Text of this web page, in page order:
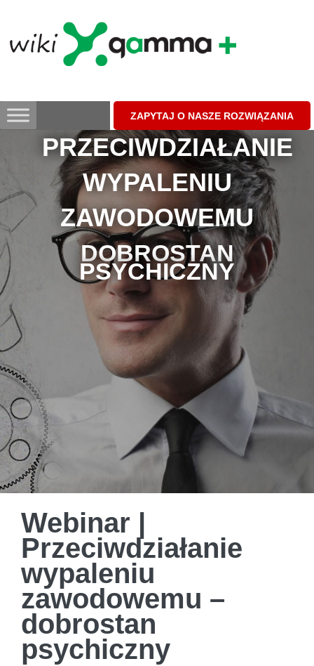
content
ZAPYTAJ O NASZE ROZWIĄZANIA
PRZECIWDZIAŁANIE
WYPALENIU
ZAWODOWEMU
DOBROSTAN
PSYCHICZNY
Webinar |
Przeciwdziałanie
wypaleniu
zawodowemu –
dobrostan
psychiczny